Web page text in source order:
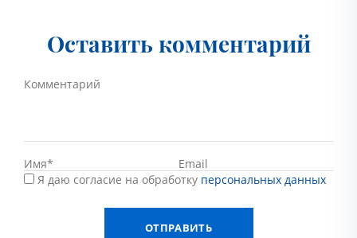
Оставить комментарий
Я даю согласие на обработку персональных данных